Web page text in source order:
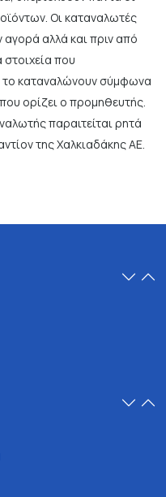
Οι καταναλωτές
αγορά αλλά και πριν από
που
το καταναλώνουν σύμφωνα
ορίζει ο προμηθευτής.
παραιτείται ρητά
της Χαλκιαδάκης ΑΕ.